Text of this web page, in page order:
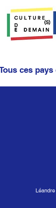
ces pays